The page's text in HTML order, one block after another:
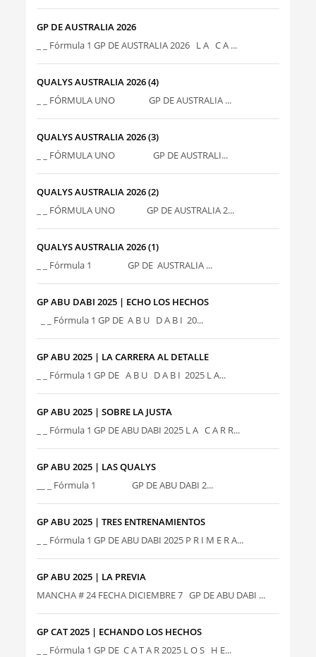
GP DE AUSTRALIA 2026
_ _ Fórmula 1 GP DE AUSTRALIA 2026 L A C A ...
QUALYS AUSTRALIA 2026 (4)
_ _ FÓRMULA UNO GP DE AUSTRALIA ...
QUALYS AUSTRALIA 2026 (3)
_ _ FÓRMULA UNO GP DE AUSTRALI...
QUALYS AUSTRALIA 2026 (2)
_ _ FÓRMULA UNO GP DE AUSTRALIA 2...
QUALYS AUSTRALIA 2026 (1)
_ _ Fórmula 1 GP DE AUSTRALIA ...
GP ABU DABI 2025 | ECHO LOS HECHOS
_ _ Fórmula 1 GP DE A B U D A B I 20...
GP ABU 2025 | LA CARRERA AL DETALLE
_ _ Fórmula 1 GP DE A B U D A B I 2025 L A...
GP ABU 2025 | SOBRE LA JUSTA
_ _ Fórmula 1 GP DE ABU DABI 2025 L A C A R R...
GP ABU 2025 | LAS QUALYS
__ _ Fórmula 1 GP DE ABU DABI 2...
GP ABU 2025 | TRES ENTRENAMIENTOS
_ _ Fórmula 1 GP DE ABU DABI 2025 P R I M E R A...
GP ABU 2025 | LA PREVIA
MANCHA # 24 FECHA DICIEMBRE 7 GP DE ABU DABI ...
GP CAT 2025 | ECHANDO LOS HECHOS
_ _ Fórmula 1 GP DE C A T A R 2025 L O S H E...